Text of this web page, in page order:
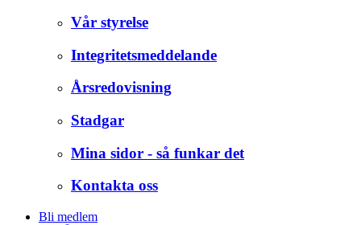
Vår styrelse
Integritetsmeddelande
Årsredovisning
Stadgar
Mina sidor - så funkar det
Kontakta oss
Bli medlem